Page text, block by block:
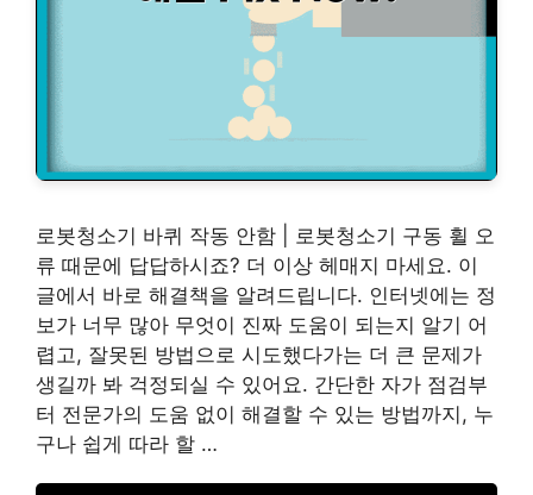
로봇청소기 바퀴 작동 안함 | 로봇청소기 구동 휠 오
류 때문에 답답하시죠? 더 이상 헤매지 마세요. 이
글에서 바로 해결책을 알려드립니다. 인터넷에는 정
보가 너무 많아 무엇이 진짜 도움이 되는지 알기 어
렵고, 잘못된 방법으로 시도했다가는 더 큰 문제가
생길까 봐 걱정되실 수 있어요. 간단한 자가 점검부
터 전문가의 도움 없이 해결할 수 있는 방법까지, 누
구나 쉽게 따라 할 …